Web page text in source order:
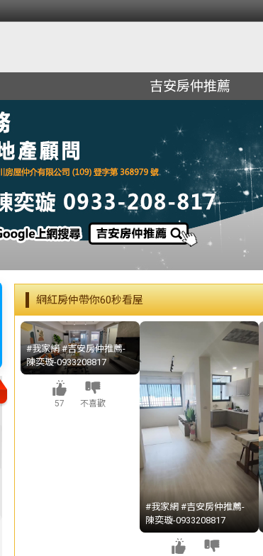
吉安房仲推薦
網紅房仲帶你60秒看屋
#我家網 #吉安房仲推薦-
陳奕璇-0933208817
57 不喜歡
#我家網 #吉安房仲推薦-
陳奕璇-0933208817